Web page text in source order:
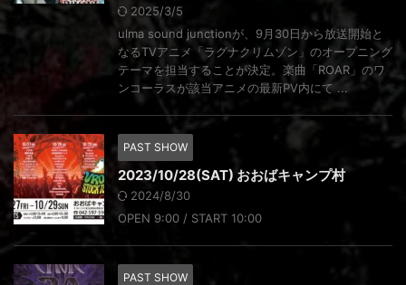
2025/3/5
ulma sound junctionが、9月30日から放送開始と
なるTVアニメ「ラグナクリムゾン」のオープニング
テーマを担当することが決定。楽曲「ROAR」のワ
ンコーラスが該当アニメの最新PV内にて ...
PAST SHOW
2023/10/28(SAT) おおばキャンプ村
2024/8/30
OPEN 9:00 / START 10:00
PAST SHOW